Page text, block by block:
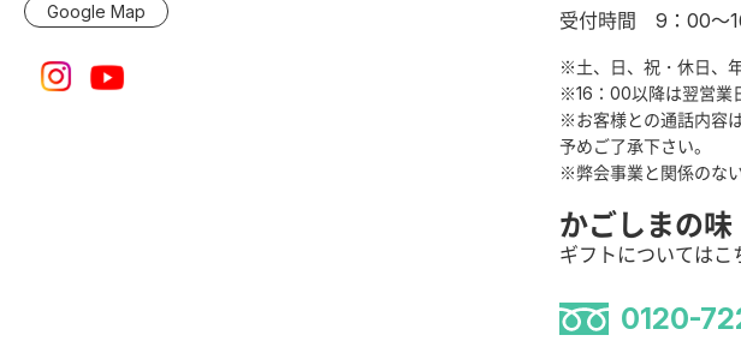
Google Map 受付時間 9：00～
※土、日、祝・休日、
※16：00以降は翌営業
※お客様との通話内容
予めご了承下さい。
※弊会事業と関係のな
かごしまの味
ギフトについてはこ
0120-